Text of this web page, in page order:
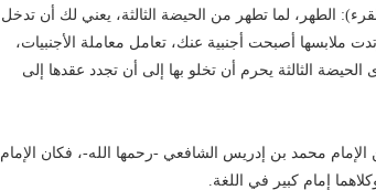
الطهر، لما تطهر من الحيضة الثالثة، يعني لك أن تدخل
ملابسها أصبحت أجنبية عنك، تعامل معاملة اﻷجنبيات،
الثالثة يحرم أن تخلو بها إلى أن تجدد عقدها إلى
محمد بن إدريس الشافعي -رحمها الله-، فكان اﻹمام
إمام كبير في اللغة.